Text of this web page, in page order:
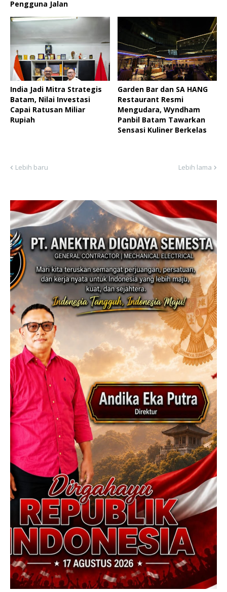
Pengguna Jalan
India Jadi Mitra Strategis
Batam, Nilai Investasi
Capai Ratusan Miliar
Rupiah
Garden Bar dan SA HANG
Restaurant Resmi
Mengudara, Wyndham
Panbil Batam Tawarkan
Sensasi Kuliner Berkelas
Lebih baru Lebih lama